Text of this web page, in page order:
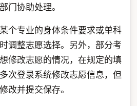
门协助处理。
个专业的身体条件要求或单科
调整志愿选择。另外，部分考
修改志愿的情况，在规定的填
次登录系统修改志愿信息，但
改并提交保存。